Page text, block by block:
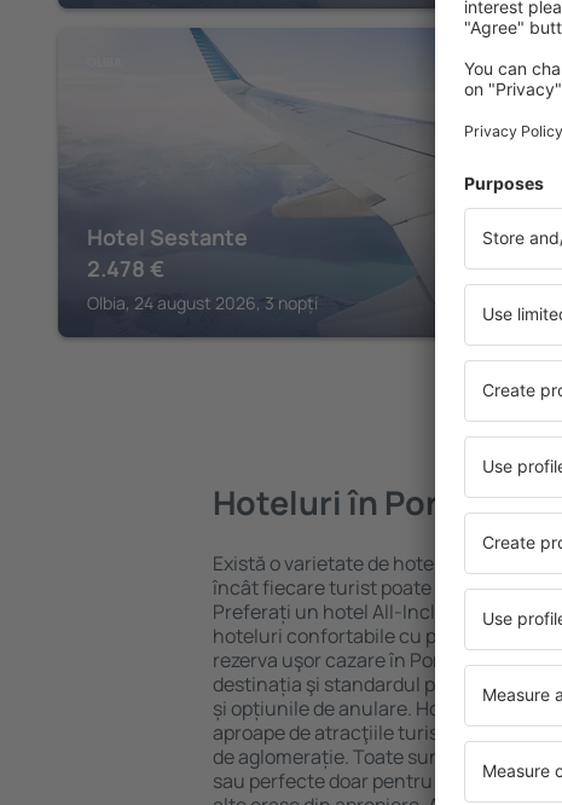
Hotel Sestante
2.478 €
Olbia, 24 august 2026, 3 nopți
Hoteluri în Porto
Există o varietate de hoteluri disponibile
încât fiecare turist poate găsi cazare
Preferați un hotel All-Inclusive cu
hoteluri confortabile cu preţuri mici?
rezerva uşor cazare în Porto Cervo}
destinația şi standardul pentru hotel,
și opțiunile de anulare. Hotelurile în
aproape de atracţiile turistice
de aglomerație. Toate sunt disponibile
sau perfecte doar pentru o noapte